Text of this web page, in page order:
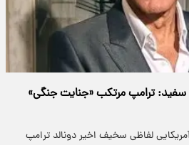
ترامپ مرتکب «جنایت جنگی»
لفاظی سخیف اخیر دونالد ترامپ